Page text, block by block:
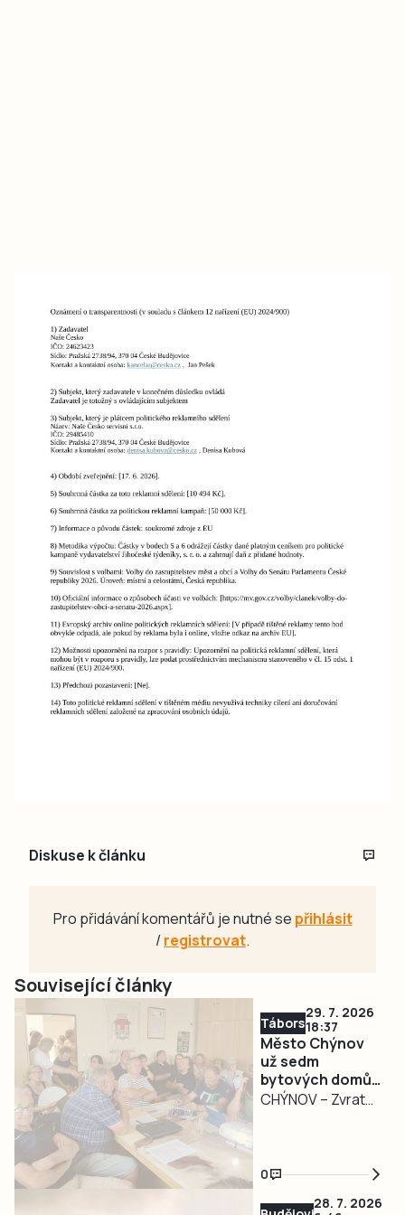
Diskuse k článku
Pro přidávání komentářů je nutné se přihlásit
/registrovat.
Související články
Táborsko
29. 7. 2026
18:37
Město Chýnov
už sedm
bytových domů
stavět nechce.
občany
CHÝNOV – Zvrat
Chýnov stavět
sedm bytových
domů se 46 byty
0
28. 7. 2026